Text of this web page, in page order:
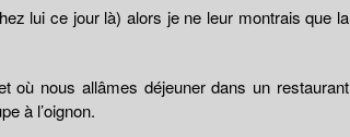
lui ce jour là) alors je ne leur montrais que la
où nous allâmes déjeuner dans un restaurant
à l’oignon.